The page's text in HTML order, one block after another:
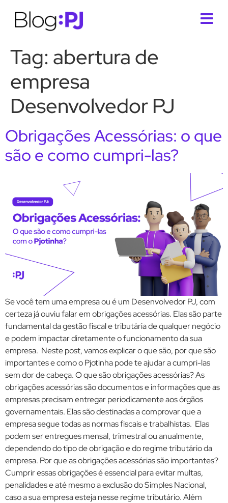
Tag: abertura de
empresa
Desenvolvedor PJ
Obrigações Acessórias: o que
são e como cumpri-las?
Se você tem uma empresa ou é um Desenvolvedor PJ, com
certeza já ouviu falar em obrigações acessórias. Elas são parte
fundamental da gestão fiscal e tributária de qualquer negócio
e podem impactar diretamente o funcionamento da sua
empresa. Neste post, vamos explicar o que são, por que são
importantes e como o Pjotinha pode te ajudar a cumpri-las
sem dor de cabeça. O que são obrigações acessórias? As
obrigações acessórias são documentos e informações que as
empresas precisam entregar periodicamente aos órgãos
governamentais. Elas são destinadas a comprovar que a
empresa segue todas as normas fiscais e trabalhistas. Elas
podem ser entregues mensal, trimestral ou anualmente,
dependendo do tipo de obrigação e do regime tributário da
empresa. Por que as obrigações acessórias são importantes?
Cumprir essas obrigações é essencial para evitar multas,
penalidades e até mesmo a exclusão do Simples Nacional,
caso a sua empresa esteja nesse regime tributário. Além